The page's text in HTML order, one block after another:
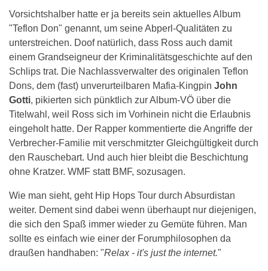
Vorsichtshalber hatte er ja bereits sein aktuelles Album
"Teflon Don" genannt, um seine Abperl-Qualitäten zu
unterstreichen. Doof natürlich, dass Ross auch damit
einem Grandseigneur der Kriminalitätsgeschichte auf den
Schlips trat. Die Nachlassverwalter des originalen Teflon
Dons, dem (fast) unverurteilbaren Mafia-Kingpin John
Gotti, pikierten sich pünktlich zur Album-VÖ über die
Titelwahl, weil Ross sich im Vorhinein nicht die Erlaubnis
eingeholt hatte. Der Rapper kommentierte die Angriffe der
Verbrecher-Familie mit verschmitzter Gleichgültigkeit durch
den Rauschebart. Und auch hier bleibt die Beschichtung
ohne Kratzer. WMF statt BMF, sozusagen.
Wie man sieht, geht Hip Hops Tour durch Absurdistan
weiter. Dement sind dabei wenn überhaupt nur diejenigen,
die sich den Spaß immer wieder zu Gemüte führen. Man
sollte es einfach wie einer der Forumphilosophen da
draußen handhaben: "Relax - it's just the internet."